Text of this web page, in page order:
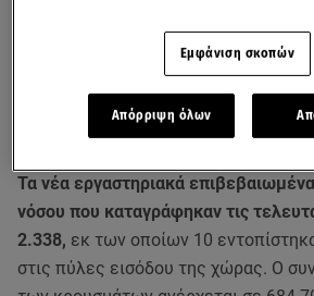
Η επιδημιολογική κατάσταση της χώρας την
Τα νέα εργαστηριακά
νόσου που καταγράφηκαν τις
2.338, εκ των οποίων 10
στις πύλες εισόδου της χώρας. Ο
Εμφάνιση σκοπών
Απόρριψη όλων